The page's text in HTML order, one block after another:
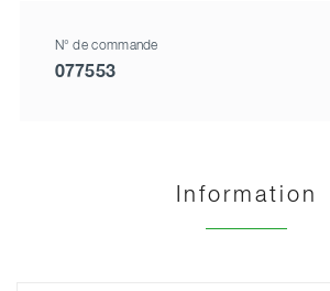
N° de commande
077553
Information